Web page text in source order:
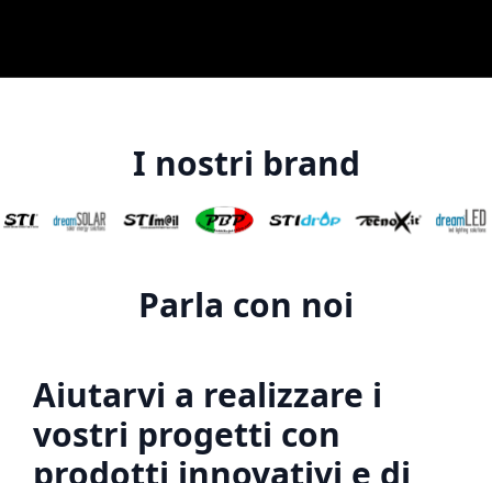
I nostri brand
Parla con noi
Aiutarvi a realizzare i
vostri progetti con
prodotti innovativi e di